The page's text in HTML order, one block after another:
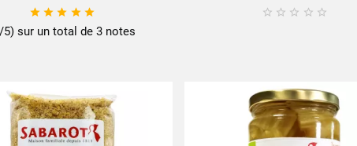
    
5) sur un total de 3 notes
    